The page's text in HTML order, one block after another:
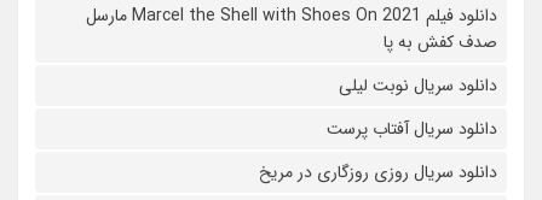
دانلود فیلم Marcel the Shell with Shoes On 2021 مارسل
صدف کفش به پا
دانلود سریال نوبت لیلی
دانلود سریال آفتاب پرست
دانلود سریال روزی روزگاری در مریخ